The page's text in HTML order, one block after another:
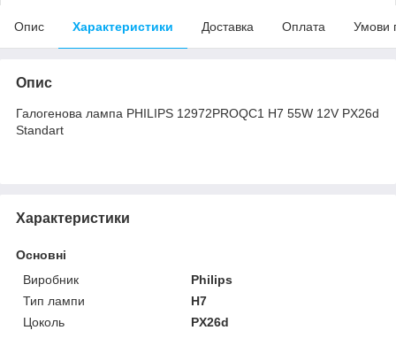
Опис Характеристики Доставка Оплата Умови
Опис
Галогенова лампа PHILIPS 12972PROQC1 H7 55W 12V PX26d
Standart
Характеристики
Основні
Виробник
Philips
Тип лампи
H7
Цоколь
PX26d